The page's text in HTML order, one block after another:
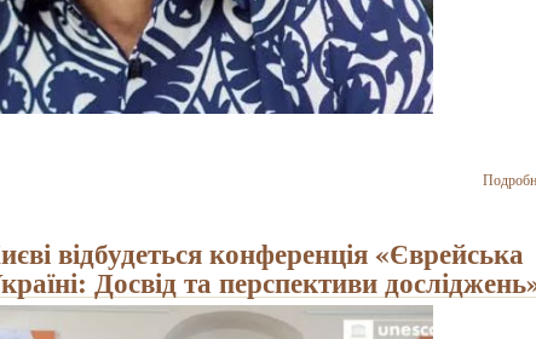
відбудеться конференція «Єврейська
Досвід та перспективи